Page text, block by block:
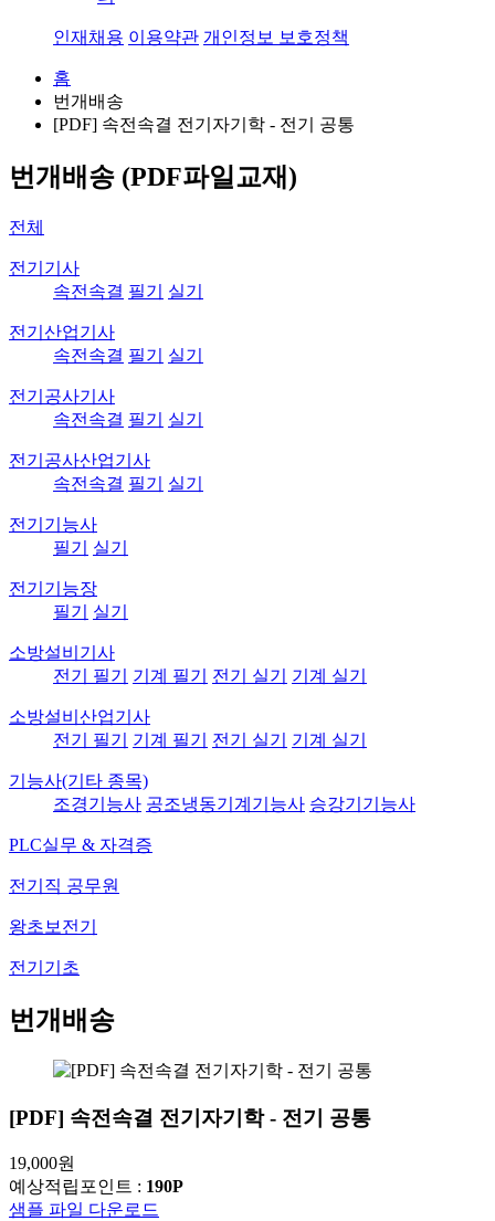
인재채용 이용약관 개인정보 보호정책
홈
번개배송
[PDF] 속전속결 전기자기학 - 전기 공통
번개배송 (PDF파일교재)
전체
전기기사
속전속결 필기 실기
전기산업기사
속전속결 필기 실기
전기공사기사
속전속결 필기 실기
전기공사산업기사
속전속결 필기 실기
전기기능사
필기
실기
전기기능장
필기
실기
소방설비기사
전기 필기
기계 필기 전기 실기 기계 실기
소방설비산업기사
전기 필기
기계 필기 전기 실기 기계 실기
기능사(기타 종목)
조경기능사 공조냉동기계기능사 승강기기능사
PLC실무 & 자격증
전기직 공무원
왕초보전기
전기기초
번개배송
[PDF] 속전속결 전기자기학 - 전기 공통
19,000원
예상적립포인트 : 190P
샘플 파일 다운로드